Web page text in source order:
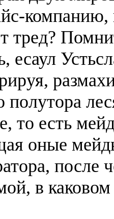
компанию,
тред?
есаул
то есть
оные
в